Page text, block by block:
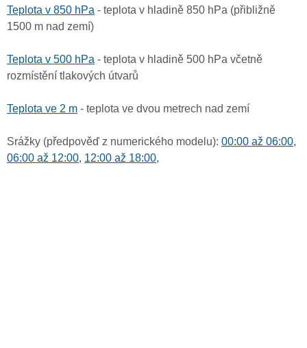
Teplota v 850 hPa - teplota v hladině 850 hPa (přibližně
1500 m nad zemí)
Teplota v 500 hPa - teplota v hladině 500 hPa včetně
rozmístění tlakových útvarů
Teplota ve 2 m - teplota ve dvou metrech nad zemí
Srážky (předpověď z numerického modelu): 00:00 až 06:00,
06:00 až 12:00, 12:00 až 18:00,